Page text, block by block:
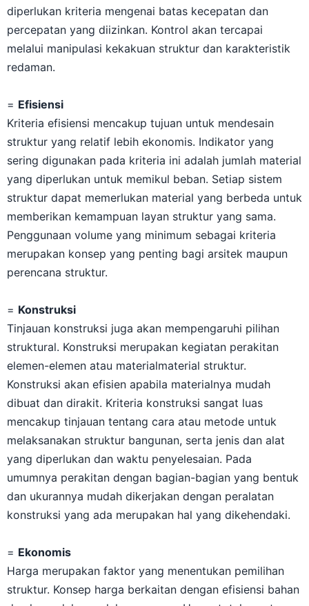
diperlukan kriteria mengenai batas kecepatan dan
percepatan yang diizinkan. Kontrol akan tercapai
melalui manipulasi kekakuan struktur dan karakteristik
redaman.
= Efisiensi
Kriteria efisiensi mencakup tujuan untuk mendesain
struktur yang relatif lebih ekonomis. Indikator yang
sering digunakan pada kriteria ini adalah jumlah material
yang diperlukan untuk memikul beban. Setiap sistem
struktur dapat memerlukan material yang berbeda untuk
memberikan kemampuan layan struktur yang sama.
Penggunaan volume yang minimum sebagai kriteria
merupakan konsep yang penting bagi arsitek maupun
perencana struktur.
= Konstruksi
Tinjauan konstruksi juga akan mempengaruhi pilihan
struktural. Konstruksi merupakan kegiatan perakitan
elemen-elemen atau materialmaterial struktur.
Konstruksi akan efisien apabila materialnya mudah
dibuat dan dirakit. Kriteria konstruksi sangat luas
mencakup tinjauan tentang cara atau metode untuk
melaksanakan struktur bangunan, serta jenis dan alat
yang diperlukan dan waktu penyelesaian. Pada
umumnya perakitan dengan bagian-bagian yang bentuk
dan ukurannya mudah dikerjakan dengan peralatan
konstruksi yang ada merupakan hal yang dikehendaki.
= Ekonomis
Harga merupakan faktor yang menentukan pemilihan
struktur. Konsep harga berkaitan dengan efisiensi bahan